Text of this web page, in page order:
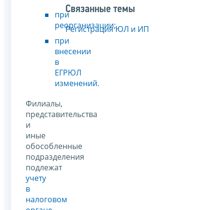
при
реорганизации;
при
внесении
в
ЕГРЮЛ
изменений.
Филиалы,
представительства
и
иные
обособленные
подразделения
подлежат
учету
в
налоговом
Связанные темы
Регистрация ЮЛ и ИП